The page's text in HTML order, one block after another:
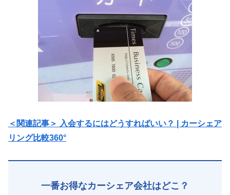
＜関連記事＞ 入会するにはどうすればいい？ | カーシェア
リング比較360°
一番お得なカーシェア会社はどこ？